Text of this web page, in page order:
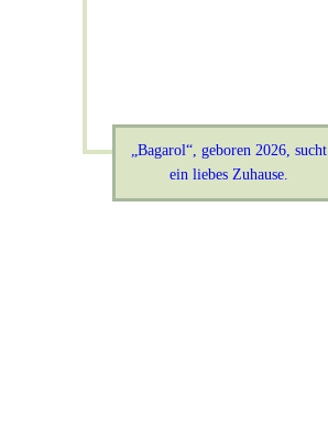
„Bagarol“, geboren 2026, sucht
ein liebes Zuhause.